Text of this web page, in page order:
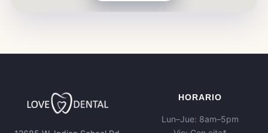
HORARIO
Lun–Jue: 8am–5pm